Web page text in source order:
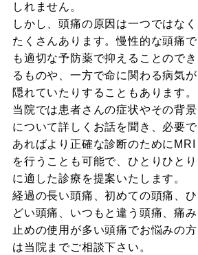
しれません。
しかし、頭痛の原因は一つではなく
たくさんあります。慢性的な頭痛で
も適切な予防薬で抑えることのでき
るものや、一方で命に関わる病気が
隠れていたりすることもあります。
当院では患者さんの症状やその背景
について詳しくお話を聞き、必要で
あればより正確な診断のためにMRI
を行うことも可能で、ひとりひとり
に適した診療を提案いたします。
経過の長い頭痛、初めての頭痛、ひ
どい頭痛、いつもと違う頭痛、痛み
止めの使用が多い頭痛でお悩みの方
は当院までご相談下さい。